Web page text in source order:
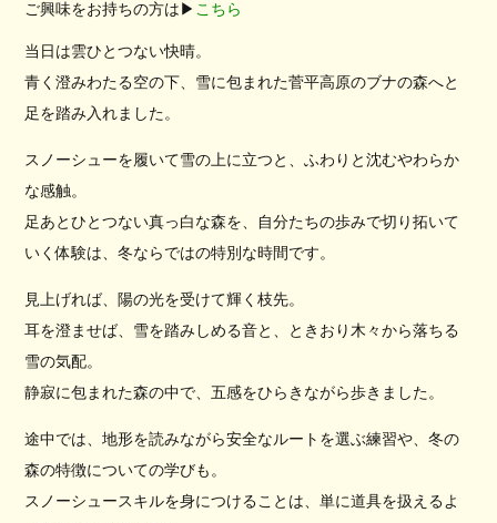
ご興味をお持ちの方は▶︎ こちら
当日は雲ひとつない快晴。
青く澄みわたる空の下、雪に包まれた菅平高原のブナの森へと
足を踏み入れました。
スノーシューを履いて雪の上に立つと、ふわりと沈むやわらか
な感触。
足あとひとつない真っ白な森を、自分たちの歩みで切り拓いて
いく体験は、冬ならではの特別な時間です。
見上げれば、陽の光を受けて輝く枝先。
耳を澄ませば、雪を踏みしめる音と、ときおり木々から落ちる
雪の気配。
静寂に包まれた森の中で、五感をひらきながら歩きました。
途中では、地形を読みながら安全なルートを選ぶ練習や、冬の
森の特徴についての学びも。
スノーシュースキルを身につけることは、単に道具を扱えるよ